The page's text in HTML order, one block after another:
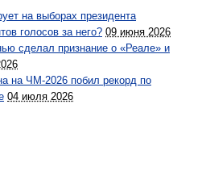
на выборах президента
голосов за него? 09 июня 2026
сделал признание о «Реале» и
на ЧМ-2026 побил рекорд по
04 июля 2026